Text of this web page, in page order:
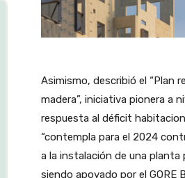
Asimismo, describió el “Plan
madera”, iniciativa pionera a
respuesta al déficit
“contempla para el 2024
a la instalación de una planta
siendo apoyado por el